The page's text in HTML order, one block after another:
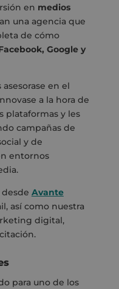
en medios
una agencia que
de cómo
Google y
en el
a la hora de
plataformas y les
campañas de
y de
entornos
Avante
así como nuestra
digital,
para uno de los